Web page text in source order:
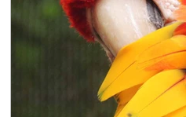
Loslassen